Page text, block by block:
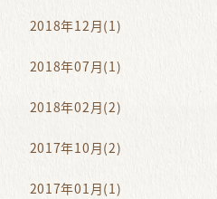
2018年12月(1)
2018年07月(1)
2018年02月(2)
2017年10月(2)
2017年01月(1)